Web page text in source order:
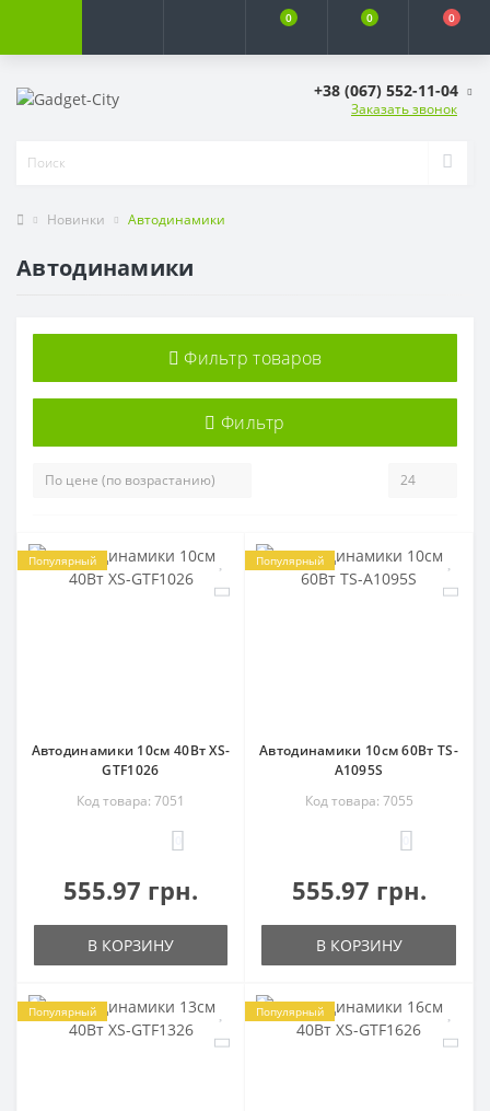
0 0 0
+38 (067) 552-11-04
Заказать звонок
Новинки Автодинамики
Автодинамики
Фильтр товаров
Фильтр
Популярный
Автодинамики 10см 40Вт XS-
GTF1026
Код товара: 7051
555.97 грн.
В КОРЗИНУ
Популярный
Автодинамики 10см 60Вт TS-
A1095S
Код товара: 7055
555.97 грн.
В КОРЗИНУ
Популярный Популярный